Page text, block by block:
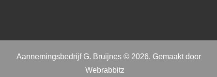
Aannemingsbedrijf G. Bruijnes © 2026. Gemaakt door
Webrabbitz